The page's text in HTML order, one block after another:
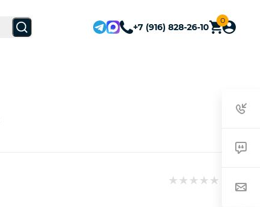
+7 (916) 828-26-10
0